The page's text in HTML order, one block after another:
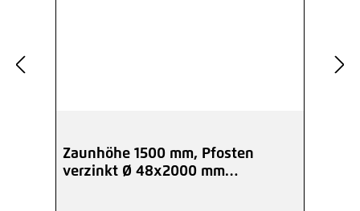
Zaunhöhe 1500 mm, Pfosten
verzinkt Ø 48x2000 mm